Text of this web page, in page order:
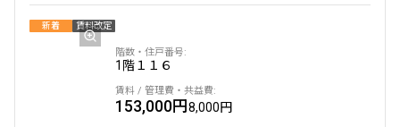
新着 賃料改定
1階１１６
153,000円8,000円